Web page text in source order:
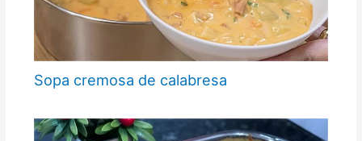
Sopa cremosa de calabresa